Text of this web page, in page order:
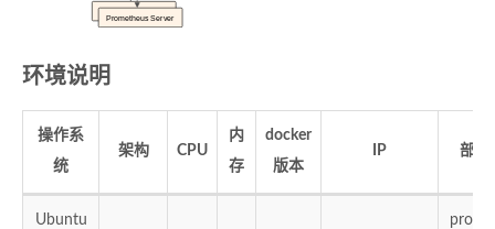
Prometheus Server
环境说明
操作系
统
架构 CPU
内
存
docker
版本
IP 部署
Ubuntu